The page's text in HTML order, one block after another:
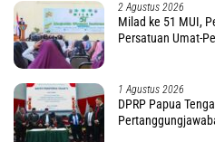
2 Agustus 2026
Milad ke 51 MUI,
Persatuan Umat-
1 Agustus 2026
DPRP Papua